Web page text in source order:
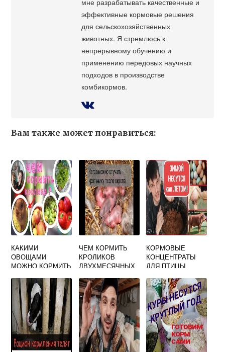
эффективные кормовые решения
для сельскохозяйственных
животных. Я стремлюсь к
непрерывному обучению и
применению передовых научных
подходов в производстве
комбикормов.
Вам также может понравиться:
КАКИМИ
ОВОЩАМИ
МОЖНО КОРМИТЬ
ЧЕМ КОРМИТЬ
КРОЛИКОВ
ДВУХМЕСЯЧНЫХ
КОРМОВЫЕ
КОНЦЕНТРАТЫ
ДЛЯ ПТИЦЫ